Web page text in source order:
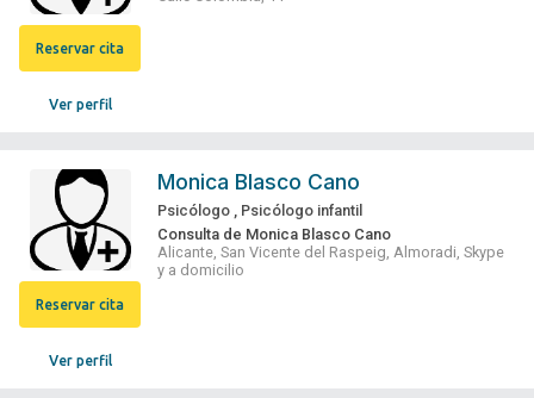
Ver perfil
Reservar cita
Ver perfil
Reservar cita
Monica Blasco Cano
Psicólogo , Psicólogo infantil
Consulta de Monica Blasco Cano
Alicante, San Vicente del Raspeig, Almoradi, Skype
y a domicilio